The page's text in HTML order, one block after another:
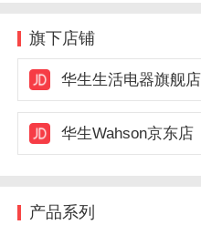
旗下店铺
华生生活电器旗舰店
华生Wahson京东店
产品系列